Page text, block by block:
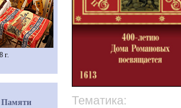
Тематика:
г.
Памяти